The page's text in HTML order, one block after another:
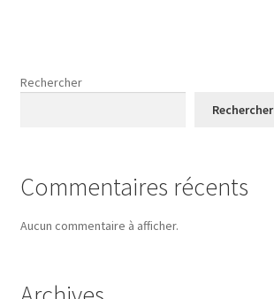
Rechercher
Rechercher
Commentaires récents
Aucun commentaire à afficher.